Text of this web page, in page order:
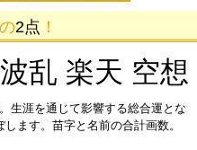
2点 ！
乱 楽天 空想
生涯を通じて影響する総合運とな
ます。苗字と名前の合計画数。